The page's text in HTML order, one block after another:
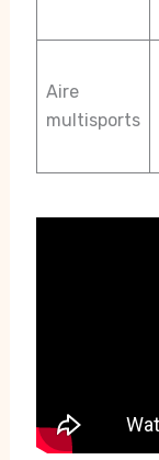
Aire
multisports